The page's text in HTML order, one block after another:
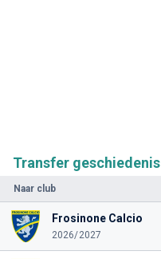
Transfer geschiedenis
Naar club
Frosinone Calcio
2026/2027